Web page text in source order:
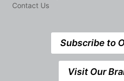
Contact Us
Subscribe to
Visit Our